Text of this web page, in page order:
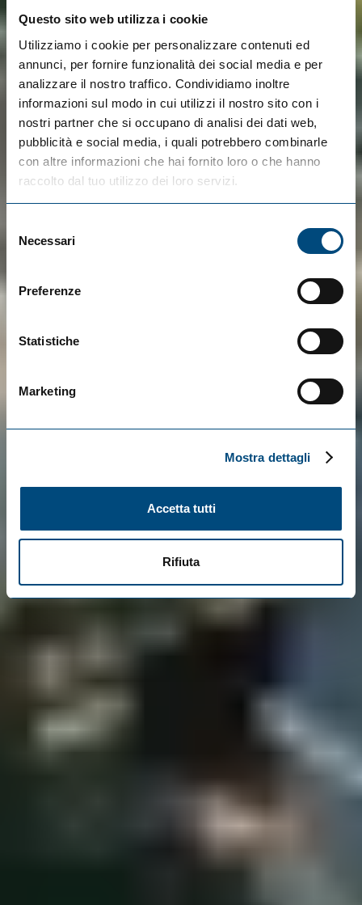
Questo sito web utilizza i cookie
Utilizziamo i cookie per personalizzare contenuti ed
annunci, per fornire funzionalità dei social media e per
analizzare il nostro traffico. Condividiamo inoltre
informazioni sul modo in cui utilizzi il nostro sito con i
nostri partner che si occupano di analisi dei dati web,
pubblicità e social media, i quali potrebbero combinarle
con altre informazioni che hai fornito loro o che hanno
raccolto dal tuo utilizzo dei loro servizi.
delNecessari
Preferenze
Statistiche
Marketing
Mostra dettagli
Accetta tutti
Rifiuta